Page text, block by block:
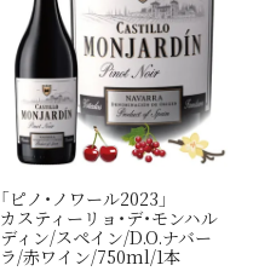
「ピノ・ノワール2023」
カスティーリョ・デ・モンハル
ディン/スペイン/D.O.ナバー
ラ/赤ワイン/750ml/1本